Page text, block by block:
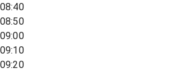
08:40
08:50
09:00
09:10
09:20